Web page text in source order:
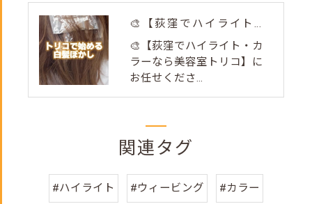
🎨【荻窪でハイライト・カラーなら美容室トリコ】にお任せくださ...
🎨【荻窪でハイライト・カ
ラーなら美容室トリコ】に
お任せくださ...
関連タグ
#ハイライト #ウィービング #カラー